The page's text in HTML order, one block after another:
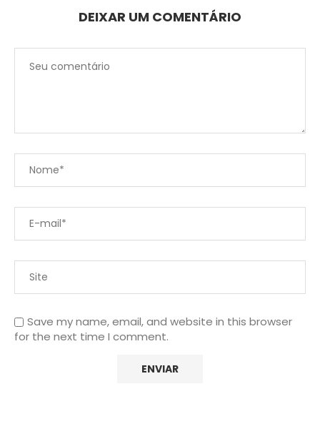
DEIXAR UM COMENTÁRIO
Save my name, email, and website in this browser
for the next time I comment.